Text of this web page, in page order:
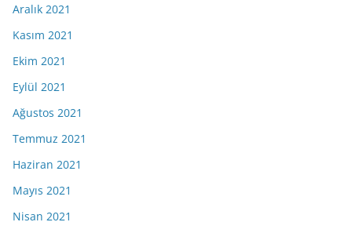
Aralık 2021
Kasım 2021
Ekim 2021
Eylül 2021
Ağustos 2021
Temmuz 2021
Haziran 2021
Mayıs 2021
Nisan 2021